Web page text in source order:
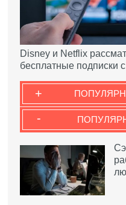
Disney и Netflix
бесплатные подписки
+
-